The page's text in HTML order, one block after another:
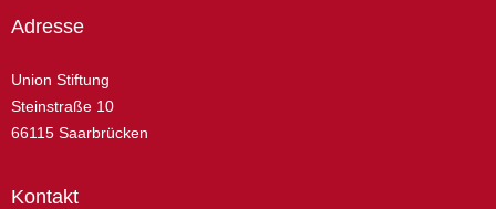
Adresse
Union Stiftung
Steinstraße 10
66115 Saarbrücken
Kontakt